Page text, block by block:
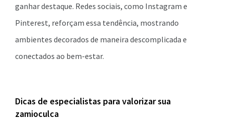
ganhar destaque. Redes sociais, como Instagram e
Pinterest, reforçam essa tendência, mostrando
ambientes decorados de maneira descomplicada e
conectados ao bem-estar.
Dicas de especialistas para valorizar sua
zamioculca